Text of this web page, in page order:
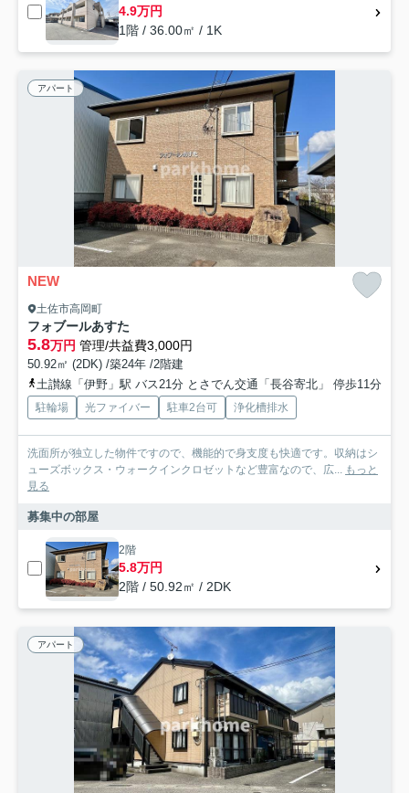
4.9万円
1階 / 36.00㎡ / 1K
アパート
NEW
土佐市高岡町
フォブールあすた
5.8万円 管理/共益費3,000円
50.92㎡ (2DK) /築24年 /2階建
土讃線「伊野」駅 バス21分 とさでん交通「長谷寄北」 停歩11分
駐輪場 光ファイバー 駐車2台可 浄化槽排水
洗面所が独立した物件ですので、機能的で身支度も快適です。収納はシ
ューズボックス・ウォークインクロゼットなど豊富なので、広...
もっと
見る
募集中の部屋
2階
5.8万円
2階 / 50.92㎡ / 2DK
アパート